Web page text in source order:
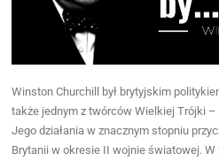
Winston Churchill był brytyjskim
także jednym z twórców Wielkiej Trójki –
Jego działania w znacznym stopniu
Brytanii w okresie II wojnie światowej. W